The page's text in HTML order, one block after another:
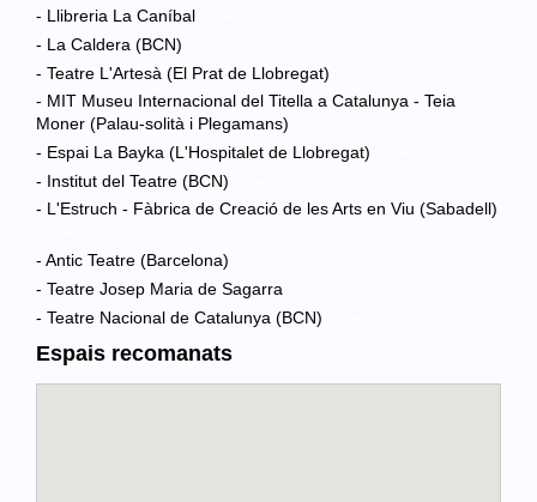
- Llibreria La Caníbal
- La Caldera (BCN)
- Teatre L'Artesà (El Prat de Llobregat)
- MIT Museu Internacional del Titella a Catalunya - Teia
Moner (Palau-solità i Plegamans)
- Espai La Bayka (L'Hospitalet de Llobregat)
- Institut del Teatre (BCN)
- L'Estruch - Fàbrica de Creació de les Arts en Viu (Sabadell)
- Antic Teatre (Barcelona)
- Teatre Josep Maria de Sagarra
- Teatre Nacional de Catalunya (BCN)
Espais recomanats